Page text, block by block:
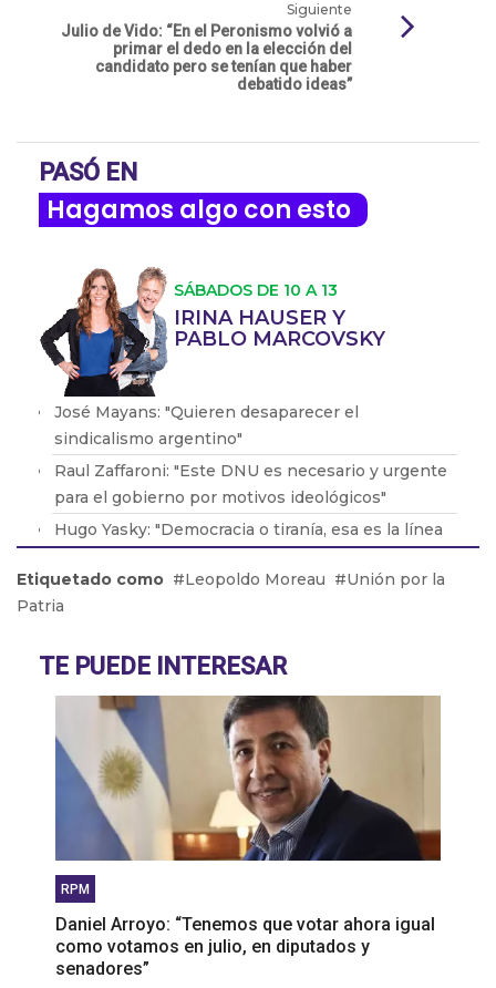
Siguiente
Julio de Vido: “En el Peronismo volvió a
primar el dedo en la elección del
candidato pero se tenían que haber
debatido ideas”
PASÓ EN
Hagamos algo con esto
SÁBADOS DE 10 A 13
IRINA HAUSER Y
PABLO MARCOVSKY
José Mayans: "Quieren desaparecer el
sindicalismo argentino"
Raul Zaffaroni: "Este DNU es necesario y urgente
para el gobierno por motivos ideológicos"
Hugo Yasky: "Democracia o tiranía, esa es la línea
Carlos Corach: "El antisemitismo de Barra fue un
pecado de su juventud"
resistencia y así será”
Etiquetado como Leopoldo Moreau
Unión por la
Patria
TE PUEDE INTERESAR
RPM
Daniel Arroyo: “Tenemos que votar ahora igual
como votamos en julio, en diputados y
senadores”